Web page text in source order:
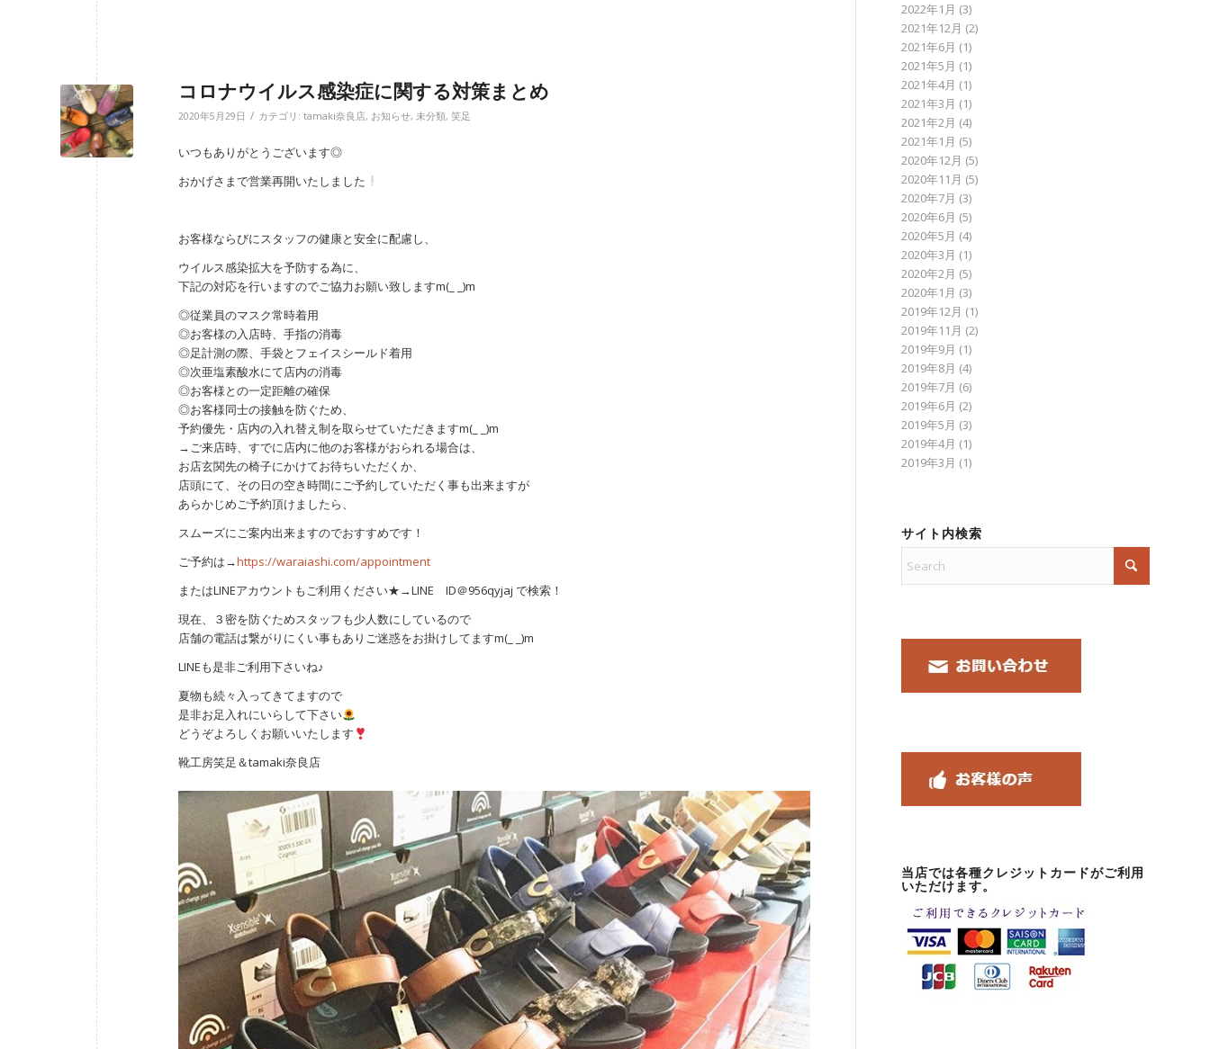
コロナウイルス感染症に関する対策まとめ
2020年5月29日 / カテゴリ: tamaki奈良店, お知らせ, 未分類, 笑足
いつもありがとうございます◎
おかげさまで営業再開いたしました
お客様ならびにスタッフの健康と安全に配慮し、
ウイルス感染拡大を予防する為に、
下記の対応を行いますのでご協力お願い致しますm(_ _)m
◎従業員のマスク常時着用
◎お客様の入店時、手指の消毒
◎足計測の際、手袋とフェイスシールド着用
◎次亜塩素酸水にて店内の消毒
◎お客様との一定距離の確保
◎お客様同士の接触を防ぐため、
予約優先・店内の入れ替え制を取らせていただきますm(_ _)m
→ご来店時、すでに店内に他のお客様がおられる場合は、
お店玄関先の椅子にかけてお待ちいただくか、
店頭にて、その日の空き時間にご予約していただく事も出来ますが
あらかじめご予約頂けましたら、
スムーズにご案内出来ますのでおすすめです！
ご予約は→https://waraiashi.com/appointment
またはLINEアカウントもご利用ください★→LINE ID＠956qyjaj で検索！
現在、３密を防ぐためスタッフも少人数にしているので
店舗の電話は繋がりにくい事もありご迷惑をお掛けしてますm(_ _)m
LINEも是非ご利用下さいね♪
夏物も続々入ってきてますので
是非お足入れにいらして下さい
どうぞよろしくお願いいたします
靴工房笑足＆tamaki奈良店
2022年1月 (3)
2021年12月 (2)
2021年6月 (1)
2021年5月 (1)
2021年4月 (1)
2021年3月 (1)
2021年2月 (4)
2021年1月 (5)
2020年12月 (5)
2020年11月 (5)
2020年7月 (3)
2020年6月 (5)
2020年5月 (4)
2020年3月 (1)
2020年2月 (5)
2020年1月 (3)
2019年12月 (1)
2019年11月 (2)
2019年9月 (1)
2019年8月 (4)
2019年7月 (6)
2019年6月 (2)
2019年5月 (3)
2019年4月 (1)
2019年3月 (1)
サイト内検索
当店では各種クレジットカードがご利用
いただけます。